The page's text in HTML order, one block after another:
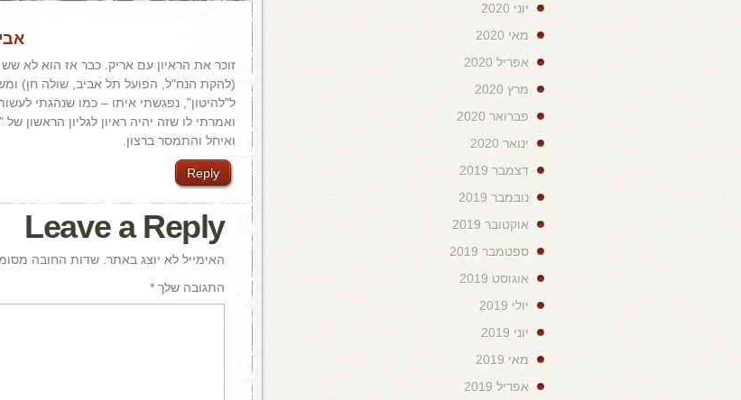
זוכר את הראיון עם אריק. כבר אז הוא לא שש
(להקת הנח"ל, הפועל תל אביב, שולה חן)
ל"להיטון", נפגשתי איתו – כמו שנהגתי
ואמרתי לו שזה יהיה ראיון לגליון הראשון
ואיחל והתמסר ברצון.
Reply
Leave a Reply
האימייל לא יוצג באתר. שדות החובה
התגובה שלך *
יוני 2020
מאי 2020
אפריל 2020
מרץ 2020
פברואר 2020
ינואר 2020
דצמבר 2019
נובמבר 2019
אוקטובר 2019
ספטמבר 2019
אוגוסט 2019
יולי 2019
יוני 2019
מאי 2019
אפריל 2019